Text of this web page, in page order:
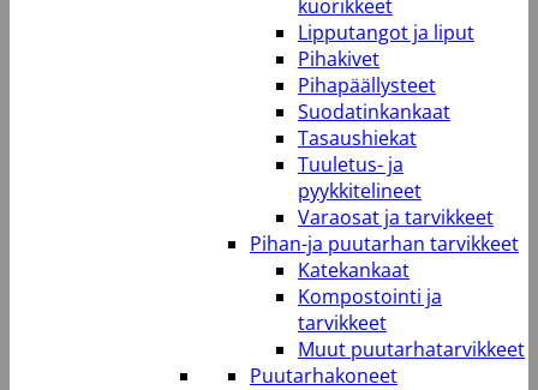
kuorikkeet
Lipputangot ja liput
Pihakivet
Pihapäällysteet
Suodatinkankaat
Tasaushiekat
Tuuletus- ja
pyykkitelineet
Varaosat ja tarvikkeet
Pihan-ja puutarhan tarvikkeet
Katekankaat
Kompostointi ja
tarvikkeet
Muut puutarhatarvikkeet
Puutarhakoneet